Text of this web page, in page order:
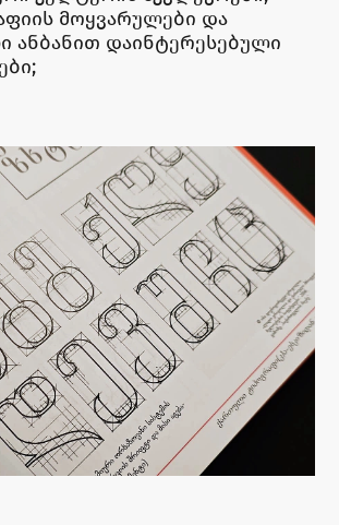
მოყვარულები და
ანბანით დაინტერესებული